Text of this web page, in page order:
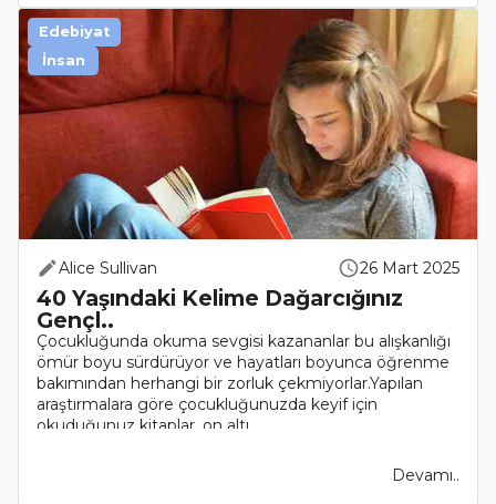
Alice Sullivan 26 Mart 2025
40 Yaşındaki Kelime Dağarcığınız
Gençl..
Çocukluğunda okuma sevgisi kazananlar bu alışkanlığı
ömür boyu sürdürüyor ve hayatları boyunca öğrenme
bakımından herhangi bir zorluk çekmiyorlar.Yapılan
araştırmalara göre çocukluğunuzda keyif için
okuduğunuz kitaplar, on altı..
Devamı..
Edebiyat
İnsan